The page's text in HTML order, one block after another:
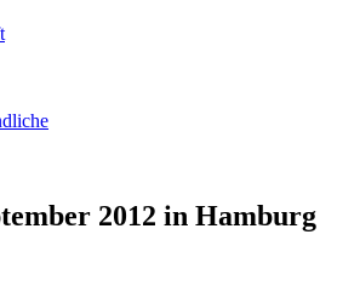
2012 in Hamburg